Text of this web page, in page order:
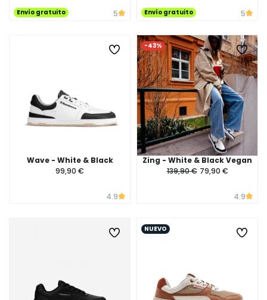
Envío gratuito 5 Envío gratuito 5
Wave - White & Black
99,90 €
4.9
-43%
Zing - White & Black Vegan
139,90 € 79,90 €
4.9
NUEVO